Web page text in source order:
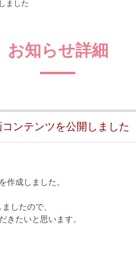
ました
お知らせ詳細
ンテンツを公開しました
作成しました。
したので、
きたいと思います。